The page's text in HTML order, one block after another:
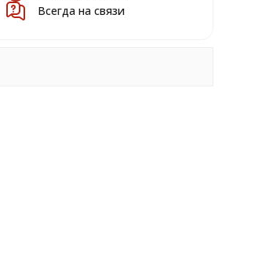
Всегда на связи